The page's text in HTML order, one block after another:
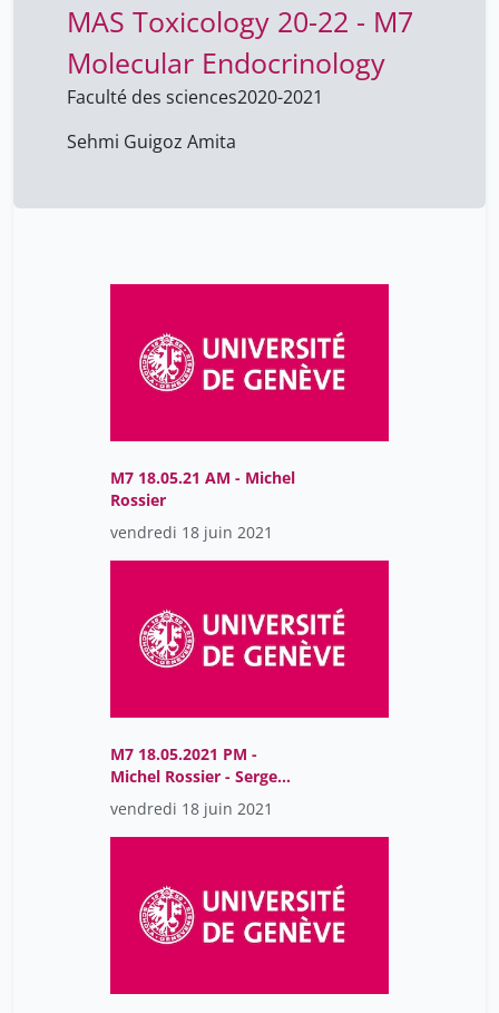
MAS Toxicology 20-22 - M7
Molecular Endocrinology
Faculté des sciences2020-2021
Sehmi Guigoz Amita
M7 18.05.21 AM - Michel
Rossier
vendredi 18 juin 2021
M7 18.05.2021 PM -
Michel Rossier - Serge
Rudaz
vendredi 18 juin 2021